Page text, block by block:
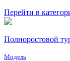
Перейти в
Полноростовой
Модель